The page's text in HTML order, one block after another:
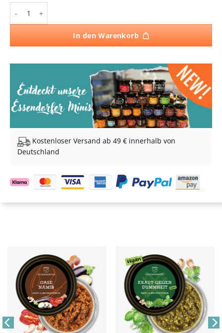
In den Warenkorb
Kostenloser Versand ab 49 € innerhalb von
Deutschland